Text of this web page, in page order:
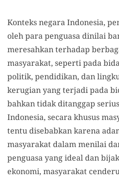
Konteks negara Indonesia,
oleh para penguasa dinilai
meresahkan terhadap
masyarakat, seperti pada
politik, pendidikan, dan
kerugian yang terjadi pada
bahkan tidak ditanggap
Indonesia, secara khusus
tentu disebabkan karena
masyarakat dalam menilai
penguasa yang ideal dan
ekonomi, masyarakat